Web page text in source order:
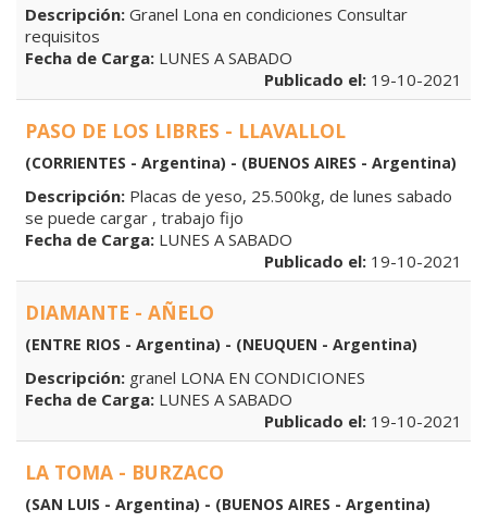
Descripción: Granel Lona en condiciones Consultar
requisitos
Fecha de Carga: LUNES A SABADO
Publicado el: 19-10-2021
PASO DE LOS LIBRES - LLAVALLOL
(CORRIENTES - Argentina) - (BUENOS AIRES - Argentina)
Descripción: Placas de yeso, 25.500kg, de lunes sabado
se puede cargar , trabajo fijo
Fecha de Carga: LUNES A SABADO
Publicado el: 19-10-2021
DIAMANTE - AÑELO
(ENTRE RIOS - Argentina) - (NEUQUEN - Argentina)
Descripción: granel LONA EN CONDICIONES
Fecha de Carga: LUNES A SABADO
Publicado el: 19-10-2021
LA TOMA - BURZACO
(SAN LUIS - Argentina) - (BUENOS AIRES - Argentina)